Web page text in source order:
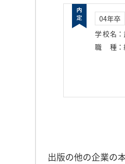
04年卒
学校名 ：
職種 ：
出版の他の企業の